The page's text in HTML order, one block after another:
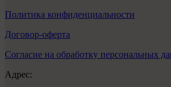
Политика конфиденциальности
Договор-оферта
Согласие на обработку персональных
Адрес: